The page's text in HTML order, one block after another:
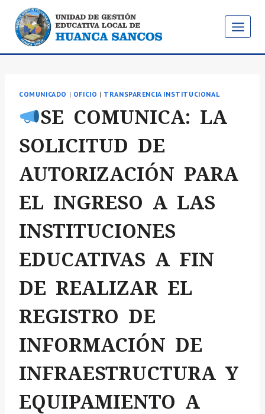
Saltar
contenido
COMUNICADO | OFICIO | TRANSPARENCIA INSTITUCIONAL
SE COMUNICA: LA
SOLICITUD DE
AUTORIZACIÓN PARA
EL INGRESO A LAS
INSTITUCIONES
EDUCATIVAS A FIN
DE REALIZAR EL
REGISTRO DE
INFORMACIÓN DE
INFRAESTRUCTURA Y
EQUIPAMIENTO A